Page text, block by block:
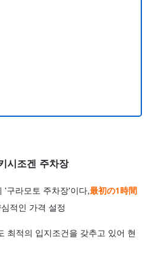
시조겐 주차장
'구라모토 주차장'이다,最初の1時間
적인 가격 설정
최적의 입지조건을 갖추고 있어 현